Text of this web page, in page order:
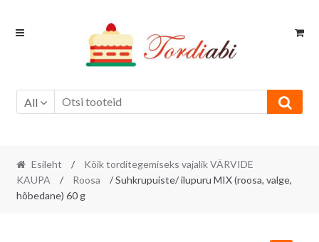
Skip
Skip
All
Esileht /
Kõik torditegemiseks vajalik VÄRVIDE
KAUPA
/ Roosa
/ Suhkrupuiste/ ilupuru MIX (roosa, valge,
hõbedane) 60 g